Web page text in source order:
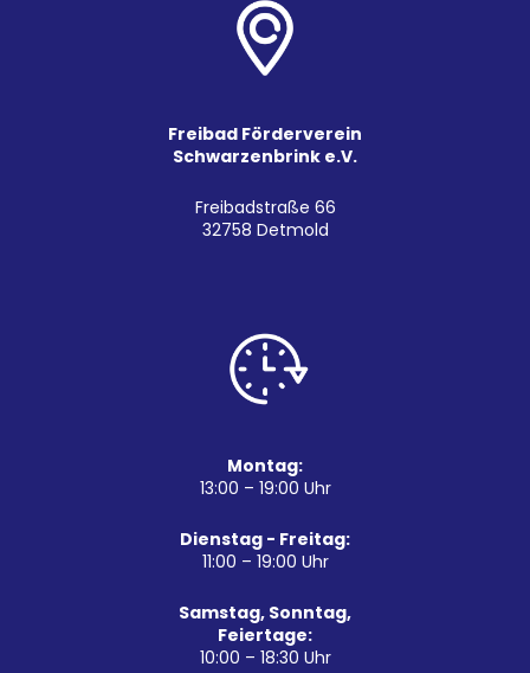
Freibad Förderverein
Schwarzenbrink e.V.
Freibadstraße 66
32758 Detmold
Montag:
13:00 – 19:00 Uhr
Dienstag - Freitag:
11:00 – 19:00 Uhr
Samstag, Sonntag,
Feiertage:
10:00 – 18:30 Uhr